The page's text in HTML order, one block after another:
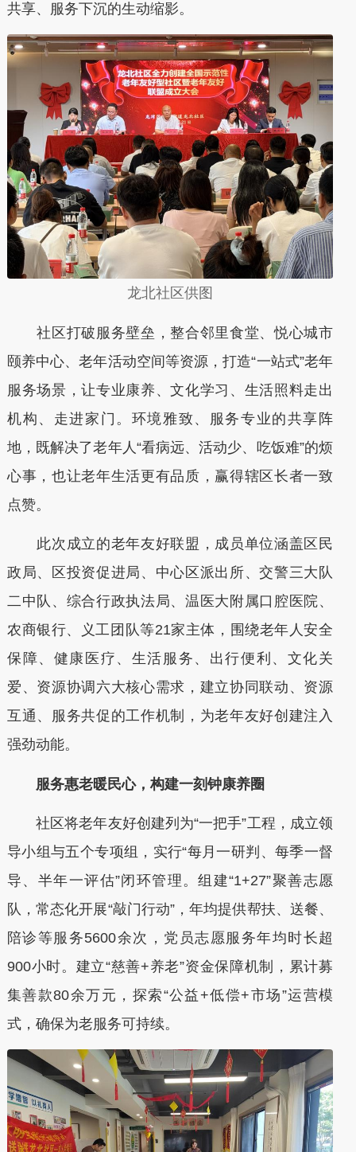
共享、服务下沉的生动缩影。
龙北社区供图
社区打破服务壁垒，整合邻里食堂、悦心城市
颐养中心、老年活动空间等资源，打造“一站式”老年
服务场景，让专业康养、文化学习、生活照料走出
机构、走进家门。环境雅致、服务专业的共享阵
地，既解决了老年人“看病远、活动少、吃饭难”的烦
心事，也让老年生活更有品质，赢得辖区长者一致
点赞。
此次成立的老年友好联盟，成员单位涵盖区民
政局、区投资促进局、中心区派出所、交警三大队
二中队、综合行政执法局、温医大附属口腔医院、
农商银行、义工团队等21家主体，围绕老年人安全
保障、健康医疗、生活服务、出行便利、文化关
爱、资源协调六大核心需求，建立协同联动、资源
互通、服务共促的工作机制，为老年友好创建注入
强劲动能。
服务惠老暖民心，构建一刻钟康养圈
社区将老年友好创建列为“一把手”工程，成立领
导小组与五个专项组，实行“每月一研判、每季一督
导、半年一评估”闭环管理。组建“1+27”聚善志愿
队，常态化开展“敲门行动”，年均提供帮扶、送餐、
陪诊等服务5600余次，党员志愿服务年均时长超
900小时。建立“慈善+养老”资金保障机制，累计募
集善款80余万元，探索“公益+低偿+市场”运营模
式，确保为老服务可持续。